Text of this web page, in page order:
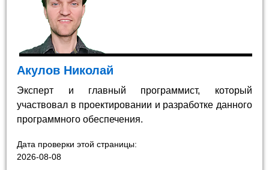
Акулов Николай
Эксперт и главный программист, который
участвовал в проектировании и разработке данного
программного обеспечения.
Дата проверки этой страницы:
2026-08-08